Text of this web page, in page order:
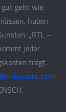
gut geht wie
haben
„RTL –
jeder
trägt.
kindern.html